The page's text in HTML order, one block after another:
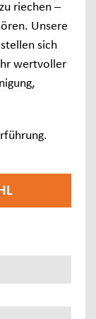
riechen –
Unsere
sich
wertvoller